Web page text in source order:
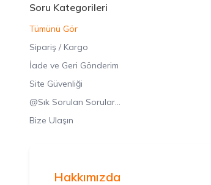
Soru Kategorileri
Tümünü Gör
Sipariş / Kargo
İade ve Geri Gönderim
Site Güvenliği
@Sık Sorulan Sorular...
Bize Ulaşın
Hakkımızda